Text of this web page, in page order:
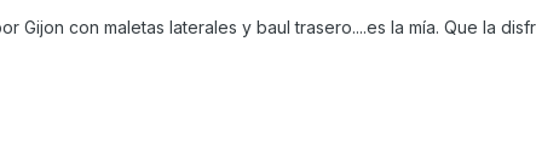
Gijon con maletas laterales y baul trasero....es la mía. Que la